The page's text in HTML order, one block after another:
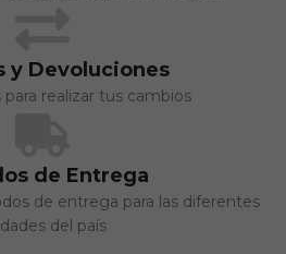
y Devoluciones
para realizar tus cambios
de Entrega
de entrega para las diferentes
del país